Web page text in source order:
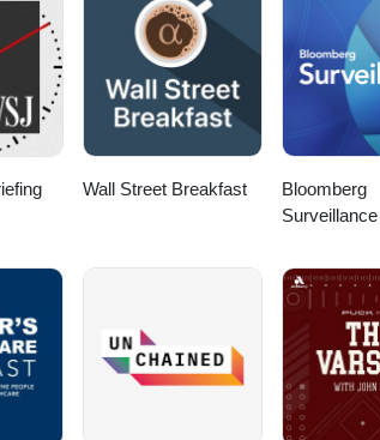
Wall Street Breakfast
Bloomberg
Surveillance